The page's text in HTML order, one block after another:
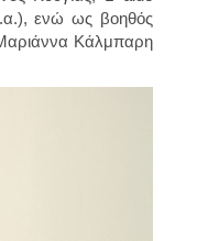
ενώ ως βοηθός
Κάλμπαρη